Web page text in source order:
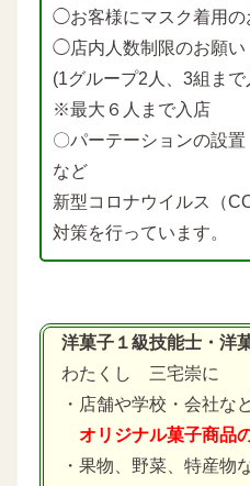
◯お客様にマスク着用の
◯店内人数制限のお願い
(1グループ2人、3組まで
※最大６人まで入店
〇パーテーションの設置
など
新型コロナウイルス（
対策を行っています。
洋菓子１級技能士・洋
わたくし 三宅崇に
・店舗や学校・会社な
オリジナル菓子商品
・果物、野菜、特産物